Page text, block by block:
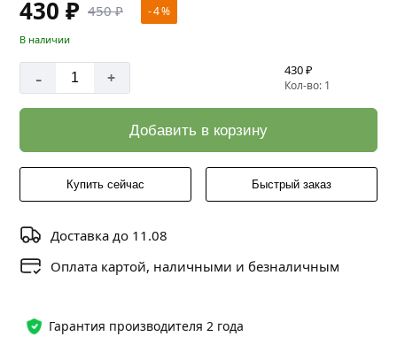
Гарантия производителя 2 года
430 ₽ 450 ₽ - 4 %
В наличии
- + 430 ₽
Кол-во: 1
Добавить в корзину
Купить сейчас Быстрый заказ
Доставка до 11.08
Оплата картой, наличными и безналичным